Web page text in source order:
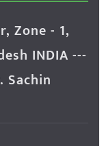
Zone - 1,
INDIA ---